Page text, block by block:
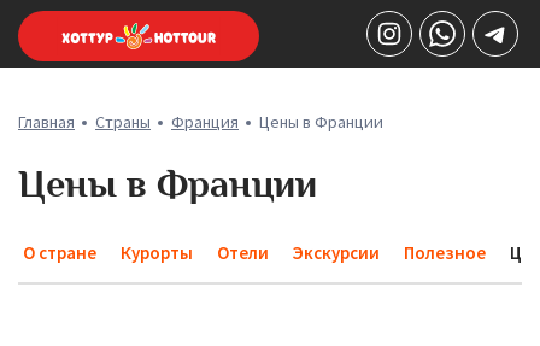
Главная Страны Франция Цены в Франции
Цены в Франции
О стране Курорты Отели Экскурсии Полезное